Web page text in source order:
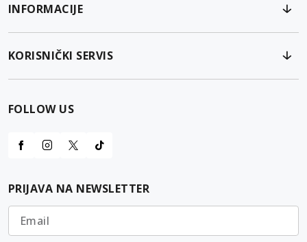
INFORMACIJE
KORISNIČKI SERVIS
FOLLOW US
PRIJAVA NA NEWSLETTER
Email